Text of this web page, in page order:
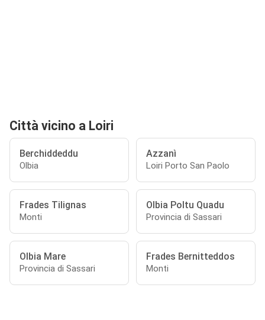
Città vicino a Loiri
Berchiddeddu
Olbia
Azzanì
Loiri Porto San Paolo
Frades Tilignas
Monti
Olbia Poltu Quadu
Provincia di Sassari
Olbia Mare
Provincia di Sassari
Frades Bernitteddos
Monti